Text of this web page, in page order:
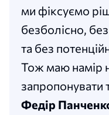
ми фіксуємо
безболісно,
та без
Тож маю намір
запропонувати
Федір